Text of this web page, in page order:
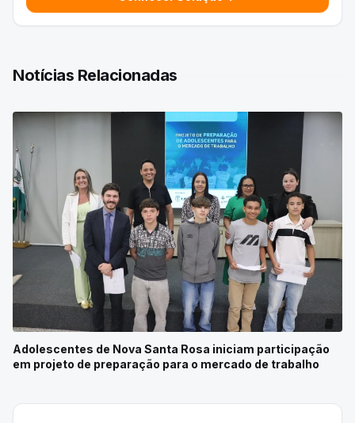
Notícias Relacionadas
Adolescentes de Nova Santa Rosa iniciam participação
em projeto de preparação para o mercado de trabalho